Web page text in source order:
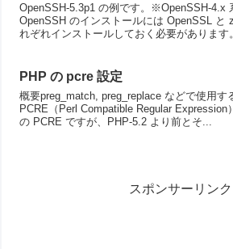
OpenSSH-5.3p1 の例です。※OpenSSH-4.x
OpenSSH のインストールには OpenSSL と
れぞれインストールしておく必要があります
PHP の pcre 設定
概要preg_match, preg_replace などで使用す
PCRE（Perl Compatible Regular Expression
の PCRE ですが、PHP-5.2 より前とそ...
スポンサーリンク